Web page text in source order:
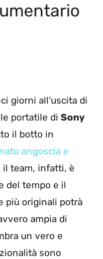
giorni all’uscita di
portatile di Sony
il botto in
angoscia e
il team, infatti, è
del tempo e il
più originali potrà
ampia di
un vero e
sono